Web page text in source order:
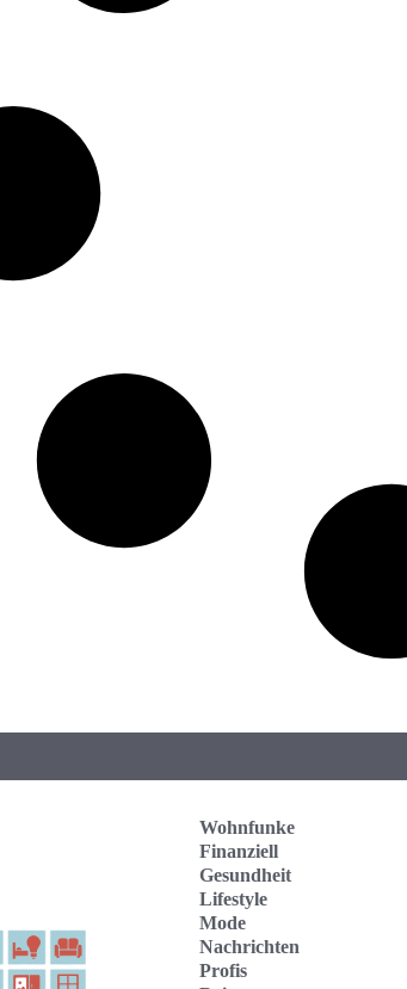
Wohnfunke
Finanziell
Gesundheit
Lifestyle
Mode
Nachrichten
Profis